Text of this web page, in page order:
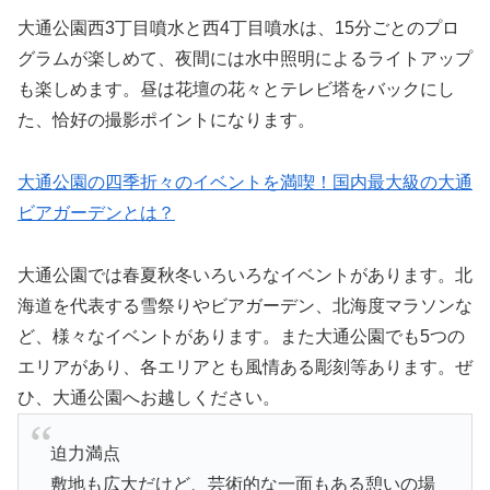
大通公園西3丁目噴水と西4丁目噴水は、15分ごとのプロ
グラムが楽しめて、夜間には水中照明によるライトアップ
も楽しめます。昼は花壇の花々とテレビ塔をバックにし
た、恰好の撮影ポイントになります。
大通公園の四季折々のイベントを満喫！国内最大級の大通
ビアガーデンとは？
大通公園では春夏秋冬いろいろなイベントがあります。北
海道を代表する雪祭りやビアガーデン、北海度マラソンな
ど、様々なイベントがあります。また大通公園でも5つの
エリアがあり、各エリアとも風情ある彫刻等あります。ぜ
ひ、大通公園へお越しください。
迫力満点
敷地も広大だけど、芸術的な一面もある憩いの場